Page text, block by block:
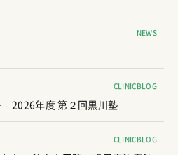
NEWS
2026年度 第２回黒川塾
CLINICBLOG
CLINICBLOG